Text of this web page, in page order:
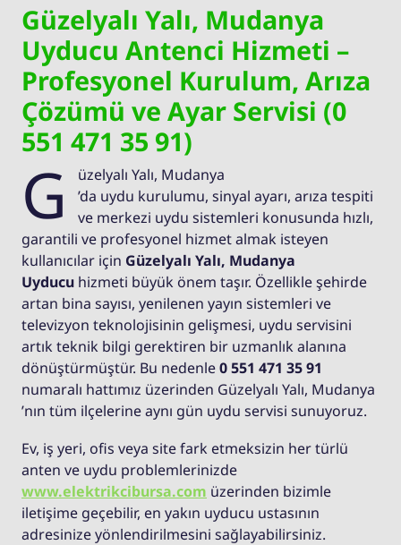
Güzelyalı Yalı, Mudanya
Uyducu Antenci Hizmeti –
Profesyonel Kurulum, Arıza
Çözümü ve Ayar Servisi (0
551 471 35 91)
G
üzelyalı Yalı, Mudanya
’da uydu kurulumu, sinyal ayarı, arıza tespiti
ve merkezi uydu sistemleri konusunda hızlı,
garantili ve profesyonel hizmet almak isteyen
kullanıcılar için Güzelyalı Yalı, Mudanya
Uyducu hizmeti büyük önem taşır. Özellikle şehirde
artan bina sayısı, yenilenen yayın sistemleri ve
televizyon teknolojisinin gelişmesi, uydu servisini
artık teknik bilgi gerektiren bir uzmanlık alanına
dönüştürmüştür. Bu nedenle0 551 471 35 91
numaralı hattımız üzerinden Güzelyalı Yalı, Mudanya
’nın tüm ilçelerine aynı gün uydu servisi sunuyoruz.
Ev, iş yeri, ofis veya site fark etmeksizin her türlü
anten ve uydu problemlerinizde
www.elektrikcibursa.com üzerinden bizimle
iletişime geçebilir, en yakın uyducu ustasının
adresinize yönlendirilmesini sağlayabilirsiniz.